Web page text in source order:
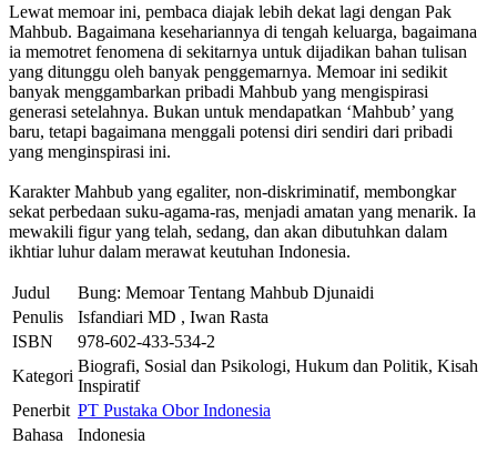
Lewat memoar ini, pembaca diajak lebih dekat lagi dengan Pak
Mahbub. Bagaimana kesehariannya di tengah keluarga, bagaimana
ia memotret fenomena di sekitarnya untuk dijadikan bahan tulisan
yang ditunggu oleh banyak penggemarnya. Memoar ini sedikit
banyak menggambarkan pribadi Mahbub yang mengispirasi
generasi setelahnya. Bukan untuk mendapatkan ‘Mahbub’ yang
baru, tetapi bagaimana menggali potensi diri sendiri dari pribadi
yang menginspirasi ini.
Karakter Mahbub yang egaliter, non-diskriminatif, membongkar
sekat perbedaan suku-agama-ras, menjadi amatan yang menarik. Ia
mewakili figur yang telah, sedang, dan akan dibutuhkan dalam
ikhtiar luhur dalam merawat keutuhan Indonesia.
Judul
Bung: Memoar Tentang Mahbub Djunaidi
Penulis
Isfandiari MD , Iwan Rasta
ISBN
978-602-433-534-2
Kategori
Biografi, Sosial dan Psikologi, Hukum dan Politik, Kisah
Inspiratif
Penerbit PT Pustaka Obor Indonesia
Bahasa
Indonesia